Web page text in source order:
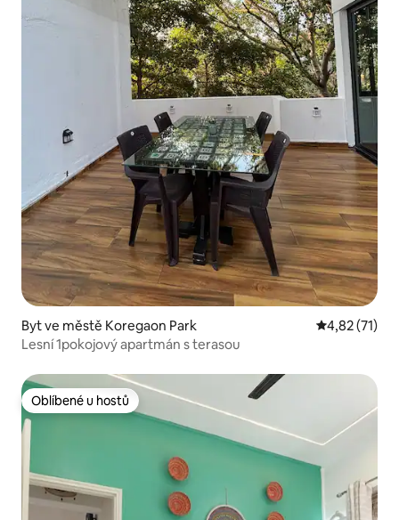
Byt ve městě Koregaon Park Průměrné
4,82 (71)
Lesní 1pokojový apartmán s terasou
Oblíbené u hostů
Oblíbené u hostů